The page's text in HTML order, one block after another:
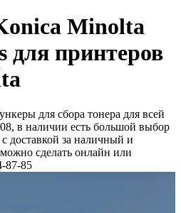
Minolta
для принтеров
для сбора тонера для всей
в наличии есть большой выбор
доставкой за наличный и
сделать онлайн или
87-85